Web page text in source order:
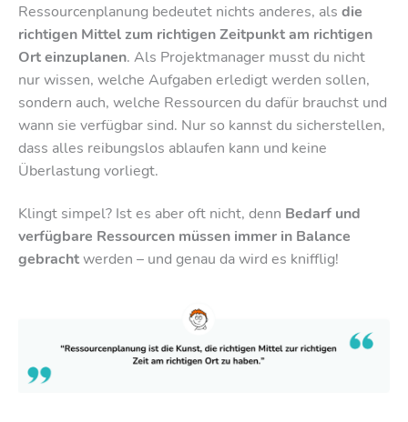
Ressourcenplanung bedeutet nichts anderes, als die
richtigen Mittel zum richtigen Zeitpunkt am richtigen
Ort einzuplanen. Als Projektmanager musst du nicht
nur wissen, welche Aufgaben erledigt werden sollen,
sondern auch, welche Ressourcen du dafür brauchst und
wann sie verfügbar sind. Nur so kannst du sicherstellen,
dass alles reibungslos ablaufen kann und keine
Überlastung vorliegt.
Klingt simpel? Ist es aber oft nicht, denn Bedarf und
verfügbare Ressourcen müssen immer in Balance
gebrachtwerden – und genau da wird es knifflig!